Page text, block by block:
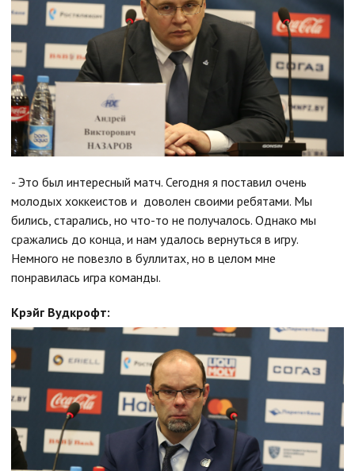
- Это был интересный матч. Сегодня я поставил очень
молодых хоккеистов и доволен своими ребятами. Мы
бились, старались, но что-то не получалось. Однако мы
сражались до конца, и нам удалось вернуться в игру.
Немного не повезло в буллитах, но в целом мне
понравилась игра команды.
Крэйг Вудкрофт: